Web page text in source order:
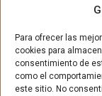
Para ofrecer las
cookies para
consentimiento de
como el
este sitio. No